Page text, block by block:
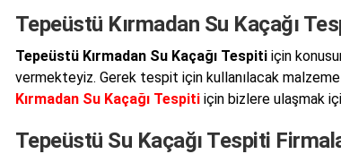
Tepeüstü Kırmadan Su Kaçağı
Tepeüstü Kırmadan Su Kaçağı Tespitiiçin
vermekteyiz. Gerek tespit için kullanılacak
Kırmadan Su Kaçağı Tespitiiçin bizlere ulaşmak
Tepeüstü Su Kaçağı Tespiti